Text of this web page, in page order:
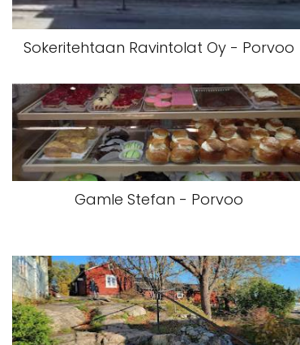
Sokeritehtaan Ravintolat Oy - Porvoo
Gamle Stefan - Porvoo